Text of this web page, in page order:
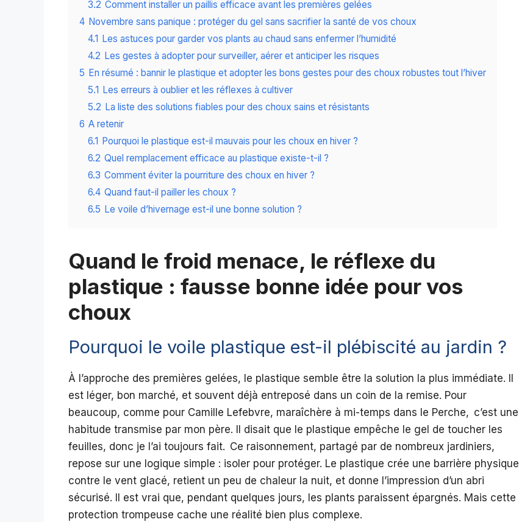
3.2 Comment installer un paillis efficace avant les premières gelées
4 Novembre sans panique : protéger du gel sans sacrifier la santé de vos choux
4.1 Les astuces pour garder vos plants au chaud sans enfermer l’humidité
4.2 Les gestes à adopter pour surveiller, aérer et anticiper les risques
5 En résumé : bannir le plastique et adopter les bons gestes pour des choux robustes tout l’hiver
5.1 Les erreurs à oublier et les réflexes à cultiver
5.2 La liste des solutions fiables pour des choux sains et résistants
6 A retenir
6.1 Pourquoi le plastique est-il mauvais pour les choux en hiver ?
6.2 Quel remplacement efficace au plastique existe-t-il ?
6.3 Comment éviter la pourriture des choux en hiver ?
6.4 Quand faut-il pailler les choux ?
6.5 Le voile d’hivernage est-il une bonne solution ?
Quand le froid menace, le réflexe du
plastique : fausse bonne idée pour vos
choux
Pourquoi le voile plastique est-il plébiscité au jardin ?
À l’approche des premières gelées, le plastique semble être la solution la plus immédiate. Il
est léger, bon marché, et souvent déjà entreposé dans un coin de la remise. Pour
beaucoup, comme pour Camille Lefebvre, maraîchère à mi-temps dans le Perche, c’est une
habitude transmise par mon père. Il disait que le plastique empêche le gel de toucher les
feuilles, donc je l’ai toujours fait. Ce raisonnement, partagé par de nombreux jardiniers,
repose sur une logique simple : isoler pour protéger. Le plastique crée une barrière physique
contre le vent glacé, retient un peu de chaleur la nuit, et donne l’impression d’un abri
sécurisé. Il est vrai que, pendant quelques jours, les plants paraissent épargnés. Mais cette
protection trompeuse cache une réalité bien plus complexe.